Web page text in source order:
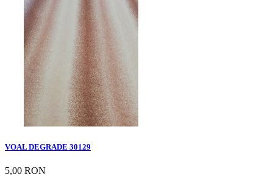
VOAL DEGRADE 30129
5,00 RON